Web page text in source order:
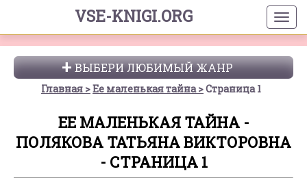
VSE-KNIGI.ORG
ВЫБЕРИ ЛЮБИМЫЙ ЖАНР
Главная Ее маленькая тайна Страница 1
ЕЕ МАЛЕНЬКАЯ ТАЙНА -
ПОЛЯКОВА ТАТЬЯНА ВИКТОРОВНА
- СТРАНИЦА 1